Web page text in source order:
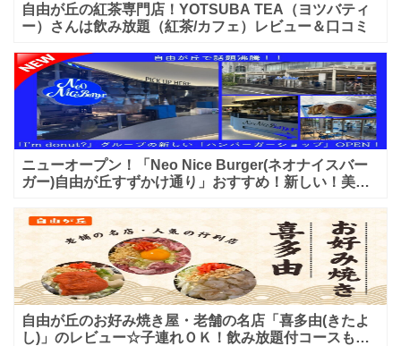
自由が丘の紅茶専門店！YOTSUBA TEA（ヨツバティ
ー）さんは飲み放題（紅茶/カフェ）レビュー＆口コミ
ニューオープン！「Neo Nice Burger(ネオナイスバー
ガー)自由が丘すずかけ通り」おすすめ！新しい！美味
自由が丘のお好み焼き屋・老舗の名店「喜多由(きたよ
し)」のレビュー☆子連れＯＫ！飲み放題付コースも！